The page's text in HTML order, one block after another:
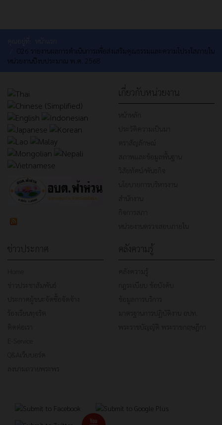
O26 รายงานผลการดำเนินการเพื่อส่งเสริมคุณธรรมและความโปรงใสภายใน
หน่วยงานปีงบประมาณ พ.ศ. 2568
เกี่ยวกับหน่วยงาน
ข่าวประกาศ คลังความรู้